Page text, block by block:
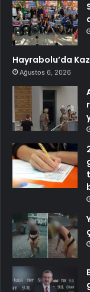
Hayrabolu’da
Ağustos 6, 2026